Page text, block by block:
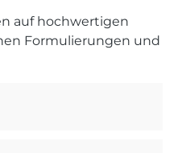
auf hochwertigen
Formulierungen und